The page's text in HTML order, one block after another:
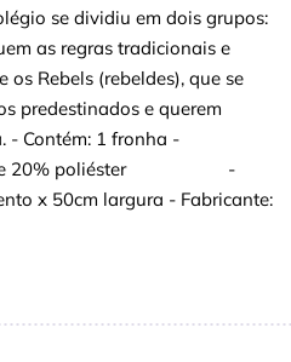
se dividiu em dois grupos:
as regras tradicionais e
os Rebels (rebeldes), que se
predestinados e querem
- Contém: 1 fronha -
e 20% poliéster -
x 50cm largura - Fabricante: